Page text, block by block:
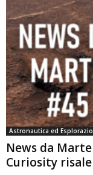
Astronautica ed
News da
Curiosity risale